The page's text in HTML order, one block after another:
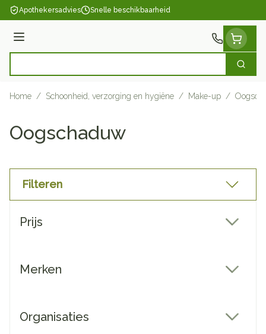
Ga naar de inhoud
Apothekersadvies Snelle beschikbaarheid
Menu
Zoek
Home / Schoonheid, verzorging en hygiëne / Make-up /
Oogschaduw
Filteren
Prijs
Merken
Organisaties